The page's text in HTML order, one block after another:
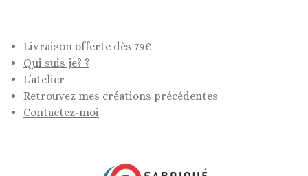
Livraison offerte dès 79€
Qui suis je? ?
L’atelier
Retrouvez mes créations précédentes
Contactez-moi